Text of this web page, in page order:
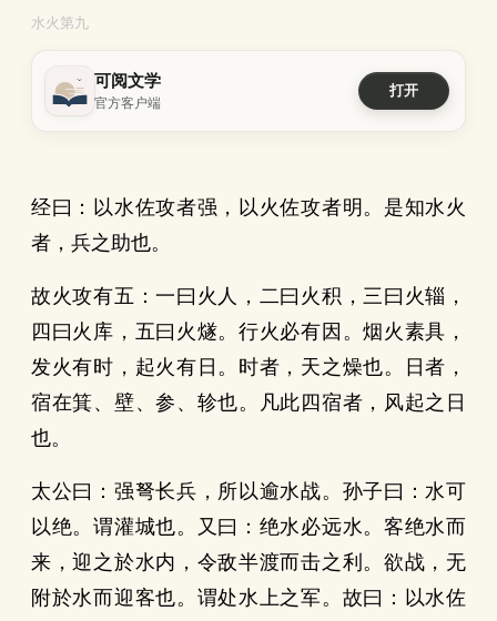
水火第九
可阅文学
官方客户端
打开
经曰：以水佐攻者强，以火佐攻者明。是知水火
者，兵之助也。
故火攻有五：一曰火人，二曰火积，三曰火辎，
四曰火库，五曰火燧。行火必有因。烟火素具，
发火有时，起火有日。时者，天之燥也。日者，
宿在箕、壁、参、轸也。凡此四宿者，风起之日
也。
太公曰：强弩长兵，所以逾水战。孙子曰：水可
以绝。谓灌城也。又曰：绝水必远水。客绝水而
来，迎之於水内，令敌半渡而击之利。欲战，无
附於水而迎客也。谓处水上之军。故曰：以水佐